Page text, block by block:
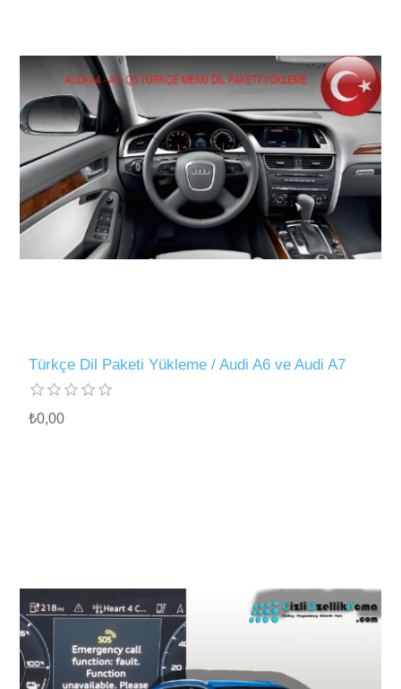
Türkçe Dil Paketi Yükleme / Audi A6 ve Audi A7
₺0,00